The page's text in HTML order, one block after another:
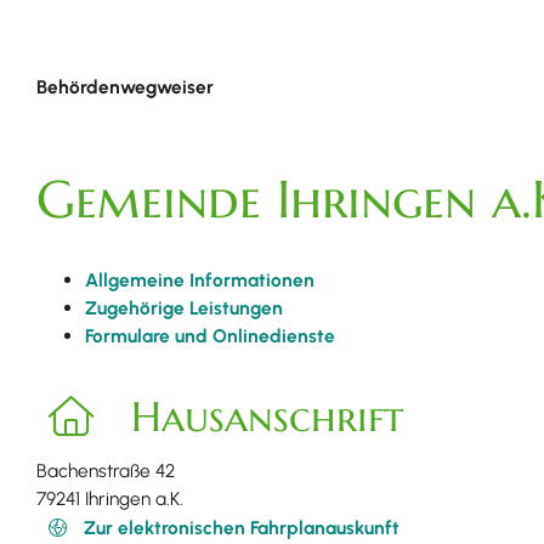
Behördenwegweiser
Gemeinde Ihringen
Allgemeine Informationen
Zugehörige Leistungen
Formulare und Onlinedienste
Hausanschrift
Bachenstraße 42
79241 Ihringen a.K.
Zur elektronischen Fahrplanauskunft